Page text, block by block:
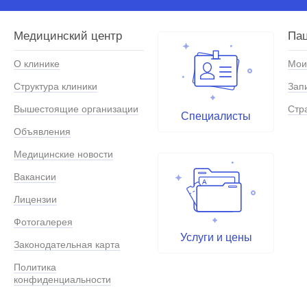
Медицинский центр
О клинике
Структура клиники
Вышестоящие организации
Объявления
Медицинские новости
Вакансии
Лицензии
Фотогалерея
Законодательная карта
Политика
конфиденциальности
Специалисты
Услуги и цены